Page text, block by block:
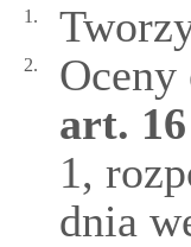
1.
2.
art. 16
1,
dnia